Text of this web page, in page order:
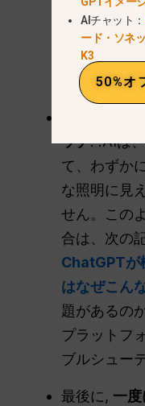
くある失敗
を無視して
顔やディテ
す。.
ッチ. .AIは
て、わずか
な照明に見
せん。この
合は、次の
ChatGPTが
はなぜこん
題があるの
プラットフ
ブルシュー
最後に, 一
AIチャット：
ード・ソネ
K3
50%オ